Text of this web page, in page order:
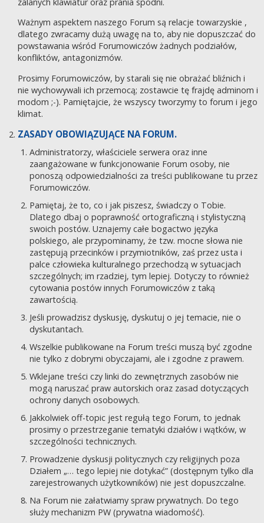
Ważnym aspektem naszego Forum są relacje towarzyskie ,
dlatego zwracamy dużą uwagę na to, aby nie dopuszczać do
powstawania wśród Forumowiczów żadnych podziałów,
konfliktów, antagonizmów.
Prosimy Forumowiczów, by starali się nie obrażać bliźnich i
nie wychowywali ich przemocą; zostawcie tę frajdę adminom i
modom ;-). Pamiętajcie, że wszyscy tworzymy to forum i jego
klimat.
ZASADY OBOWIĄZUJĄCE NA FORUM.
Administratorzy, właściciele serwera oraz inne
zaangażowane w funkcjonowanie Forum osoby, nie
ponoszą odpowiedzialności za treści publikowane tu przez
Forumowiczów.
Pamiętaj, że to, co i jak piszesz, świadczy o Tobie.
Dlatego dbaj o poprawność ortograficzną i stylistyczną
swoich postów. Uznajemy całe bogactwo języka
polskiego, ale przypominamy, że tzw. mocne słowa nie
zastępują przecinków i przymiotników, zaś przez usta i
palce człowieka kulturalnego przechodzą w sytuacjach
szczególnych; im rzadziej, tym lepiej. Dotyczy to również
cytowania postów innych Forumowiczów z taką
zawartością.
Jeśli prowadzisz dyskusję, dyskutuj o jej temacie, nie o
dyskutantach.
Wszelkie publikowane na Forum treści muszą być zgodne
nie tylko z dobrymi obyczajami, ale i zgodne z prawem.
Wklejane treści czy linki do zewnętrznych zasobów nie
mogą naruszać praw autorskich oraz zasad dotyczących
ochrony danych osobowych.
Jakkolwiek off-topic jest regułą tego Forum, to jednak
prosimy o przestrzeganie tematyki działów i wątków, w
szczególności technicznych.
Prowadzenie dyskusji politycznych czy religijnych poza
Działem „… tego lepiej nie dotykać” (dostępnym tylko dla
zarejestrowanych użytkowników) nie jest dopuszczalne.
Na Forum nie załatwiamy spraw prywatnych. Do tego
służy mechanizm PW (prywatna wiadomość).